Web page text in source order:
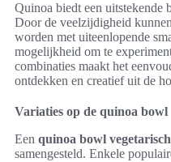
Quinoa biedt een uitstekende
Door de veelzijdigheid kunnen
worden met uiteenlopende
mogelijkheid om te
combinaties maakt het
ontdekken en creatief uit de
Variaties op de quinoa bowl
Een quinoa bowl vegetarisch
samengesteld. Enkele